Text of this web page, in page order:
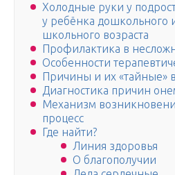
Холодные руки у
у ребёнка дошкольного
школьного возраста
Профилактика в
Особенности
Причины и их «тайные»
Диагностика причин
Механизм
процесс
Где найти?
Линия здоровья
О благополучии